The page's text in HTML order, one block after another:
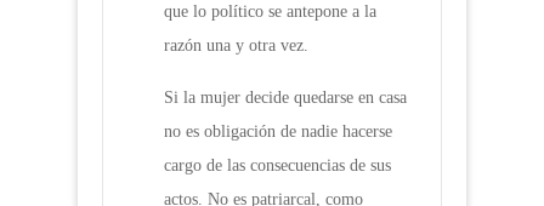
que lo político se antepone a la
razón una y otra vez.
Si la mujer decide quedarse en casa
no es obligación de nadie hacerse
cargo de las consecuencias de sus
actos. No es patriarcal, como